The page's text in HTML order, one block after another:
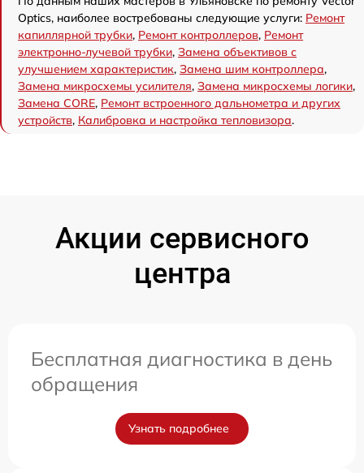
Optics, наиболее востребованы следующие услуги: Ремонт
капиллярной трубки, Ремонт контроллеров, Ремонт
электронно-лучевой трубки, Замена объективов с
улучшением характеристик, Замена шим контроллера,
Замена микросхемы усилителя, Замена микросхемы логики,
Замена CORE, Ремонт встроенного дальнометра и других
устройств, Калибровка и настройка тепловизора.
Акции сервисного
центра
Бесплатная диагностика в день
обращения
Узнать подробнее